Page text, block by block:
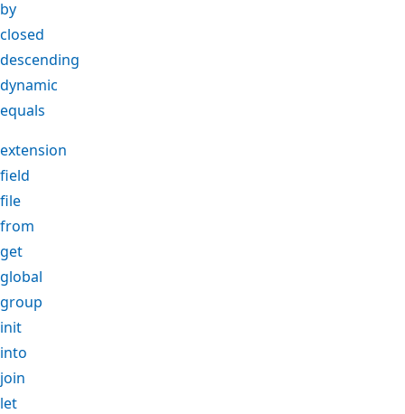
by
closed
descending
dynamic
equals
extension
field
file
from
get
global
group
init
into
join
let